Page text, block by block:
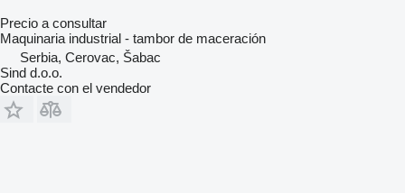
Precio a consultar
Maquinaria industrial - tambor de maceración
Serbia, Cerovac, Šabac
Sind d.o.o.
Contacte con el vendedor